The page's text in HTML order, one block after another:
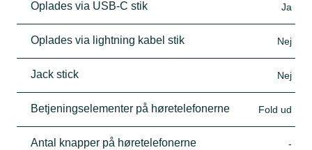
Oplades via USB-C stik Ja
Oplades via lightning kabel stik Nej
Jack stick Nej
Betjeningselementer på høretelefonerne Fold ud
Antal knapper på høretelefonerne -